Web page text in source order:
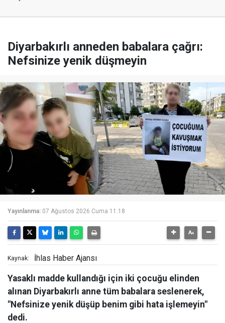
Diyarbakırlı anneden babalara çağrı:
Nefsinize yenik düşmeyin
Yayınlanma: 07 Ağustos 2026 Cuma 11:18
Kaynak: İhlas Haber Ajansı
Yasaklı madde kullandığı için iki çocuğu elinden
alınan Diyarbakırlı anne tüm babalara seslenerek,
"Nefsinize yenik düşüp benim gibi hata işlemeyin"
dedi.